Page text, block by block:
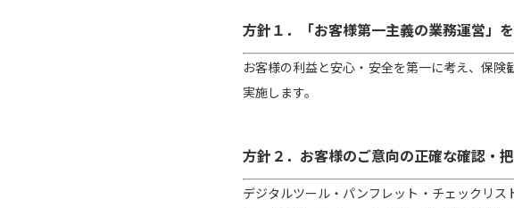
方針１．「お客様第一主義の業務運営」
お客様の利益と安心・安全を第一に考え、保
実施します。
方針２．お客様のご意向の正確な確認・
デジタルツール・パンフレット・チェックリ